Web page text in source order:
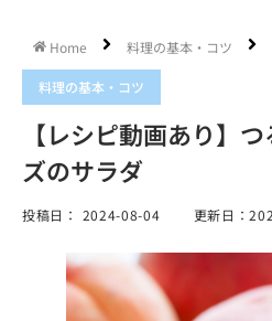
Home 料理の基本・コツ
料理の基本・コツ
【レシピ動画あり】
ズのサラダ
投稿日： 2024-08-04 更新日：